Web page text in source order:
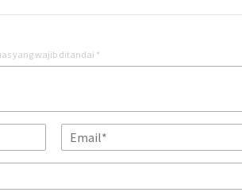
yang wajib ditandai *